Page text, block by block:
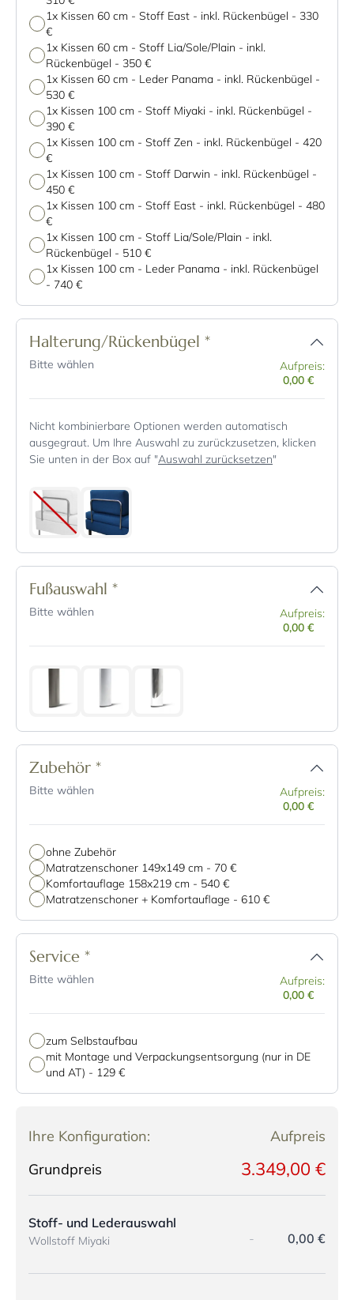
1x Kissen 60 cm - Stoff East - inkl. Rückenbügel - 330
€
1x Kissen 60 cm - Stoff Lia/Sole/Plain - inkl.
Rückenbügel - 350 €
1x Kissen 60 cm - Leder Panama - inkl. Rückenbügel -
530 €
1x Kissen 100 cm - Stoff Miyaki - inkl. Rückenbügel -
390 €
1x Kissen 100 cm - Stoff Zen - inkl. Rückenbügel - 420
€
1x Kissen 100 cm - Stoff Darwin - inkl. Rückenbügel -
450 €
1x Kissen 100 cm - Stoff East - inkl. Rückenbügel - 480
€
1x Kissen 100 cm - Stoff Lia/Sole/Plain - inkl.
Rückenbügel - 510 €
1x Kissen 100 cm - Leder Panama - inkl. Rückenbügel
- 740 €
Halterung/Rückenbügel *
Bitte wählen
Aufpreis:
0,00 €
Nicht kombinierbare Optionen werden automatisch
ausgegraut. Um Ihre Auswahl zu zurückzusetzen, klicken
Sie unten in der Box auf "Auswahl zurücksetzen"
Fußauswahl *
Bitte wählen
Aufpreis:
0,00 €
Zubehör *
Bitte wählen
Aufpreis:
0,00 €
ohne Zubehör
Matratzenschoner 149x149 cm - 70 €
Komfortauflage 158x219 cm - 540 €
Matratzenschoner + Komfortauflage - 610 €
Service *
Bitte wählen
Aufpreis:
0,00 €
zum Selbstaufbau
mit Montage und Verpackungsentsorgung (nur in DE
und AT) - 129 €
Ihre Konfiguration:
Aufpreis
Grundpreis
3.349,00 €
Stoff- und Lederauswahl
Wollstoff Miyaki - 0,00 €